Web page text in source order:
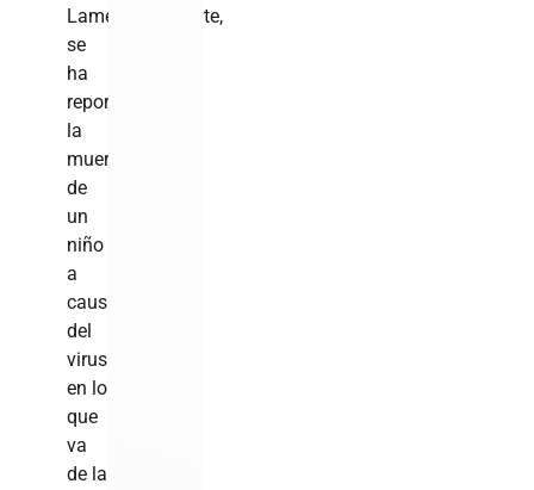
Lamentablemente,
se
ha
reportado
la
muerte
de
un
niño
a
causa
del
virus
en lo
que
va
de la